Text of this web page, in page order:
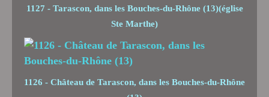
1127 - Tarascon, dans les Bouches-du-Rhône (13)(église
Ste Marthe)
1126 - Château de Tarascon, dans les Bouches-du-Rhône